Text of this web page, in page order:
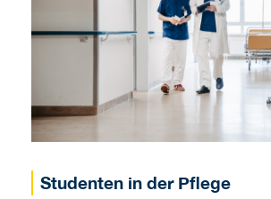
Studenten in der Pflege
Pflegestudium - auch für Studenten